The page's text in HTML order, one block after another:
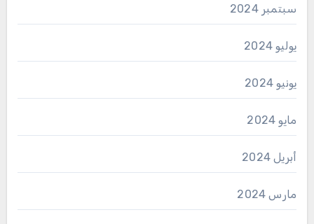
سبتمبر 2024
يوليو 2024
يونيو 2024
مايو 2024
أبريل 2024
مارس 2024